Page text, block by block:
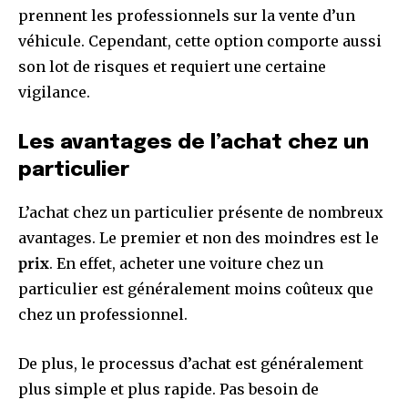
prennent les professionnels sur la vente d’un
véhicule. Cependant, cette option comporte aussi
son lot de risques et requiert une certaine
vigilance.
Les avantages de l’achat chez un
particulier
L’achat chez un particulier présente de nombreux
avantages. Le premier et non des moindres est le
prix. En effet, acheter une voiture chez un
particulier est généralement moins coûteux que
chez un professionnel.
De plus, le processus d’achat est généralement
plus simple et plus rapide. Pas besoin de